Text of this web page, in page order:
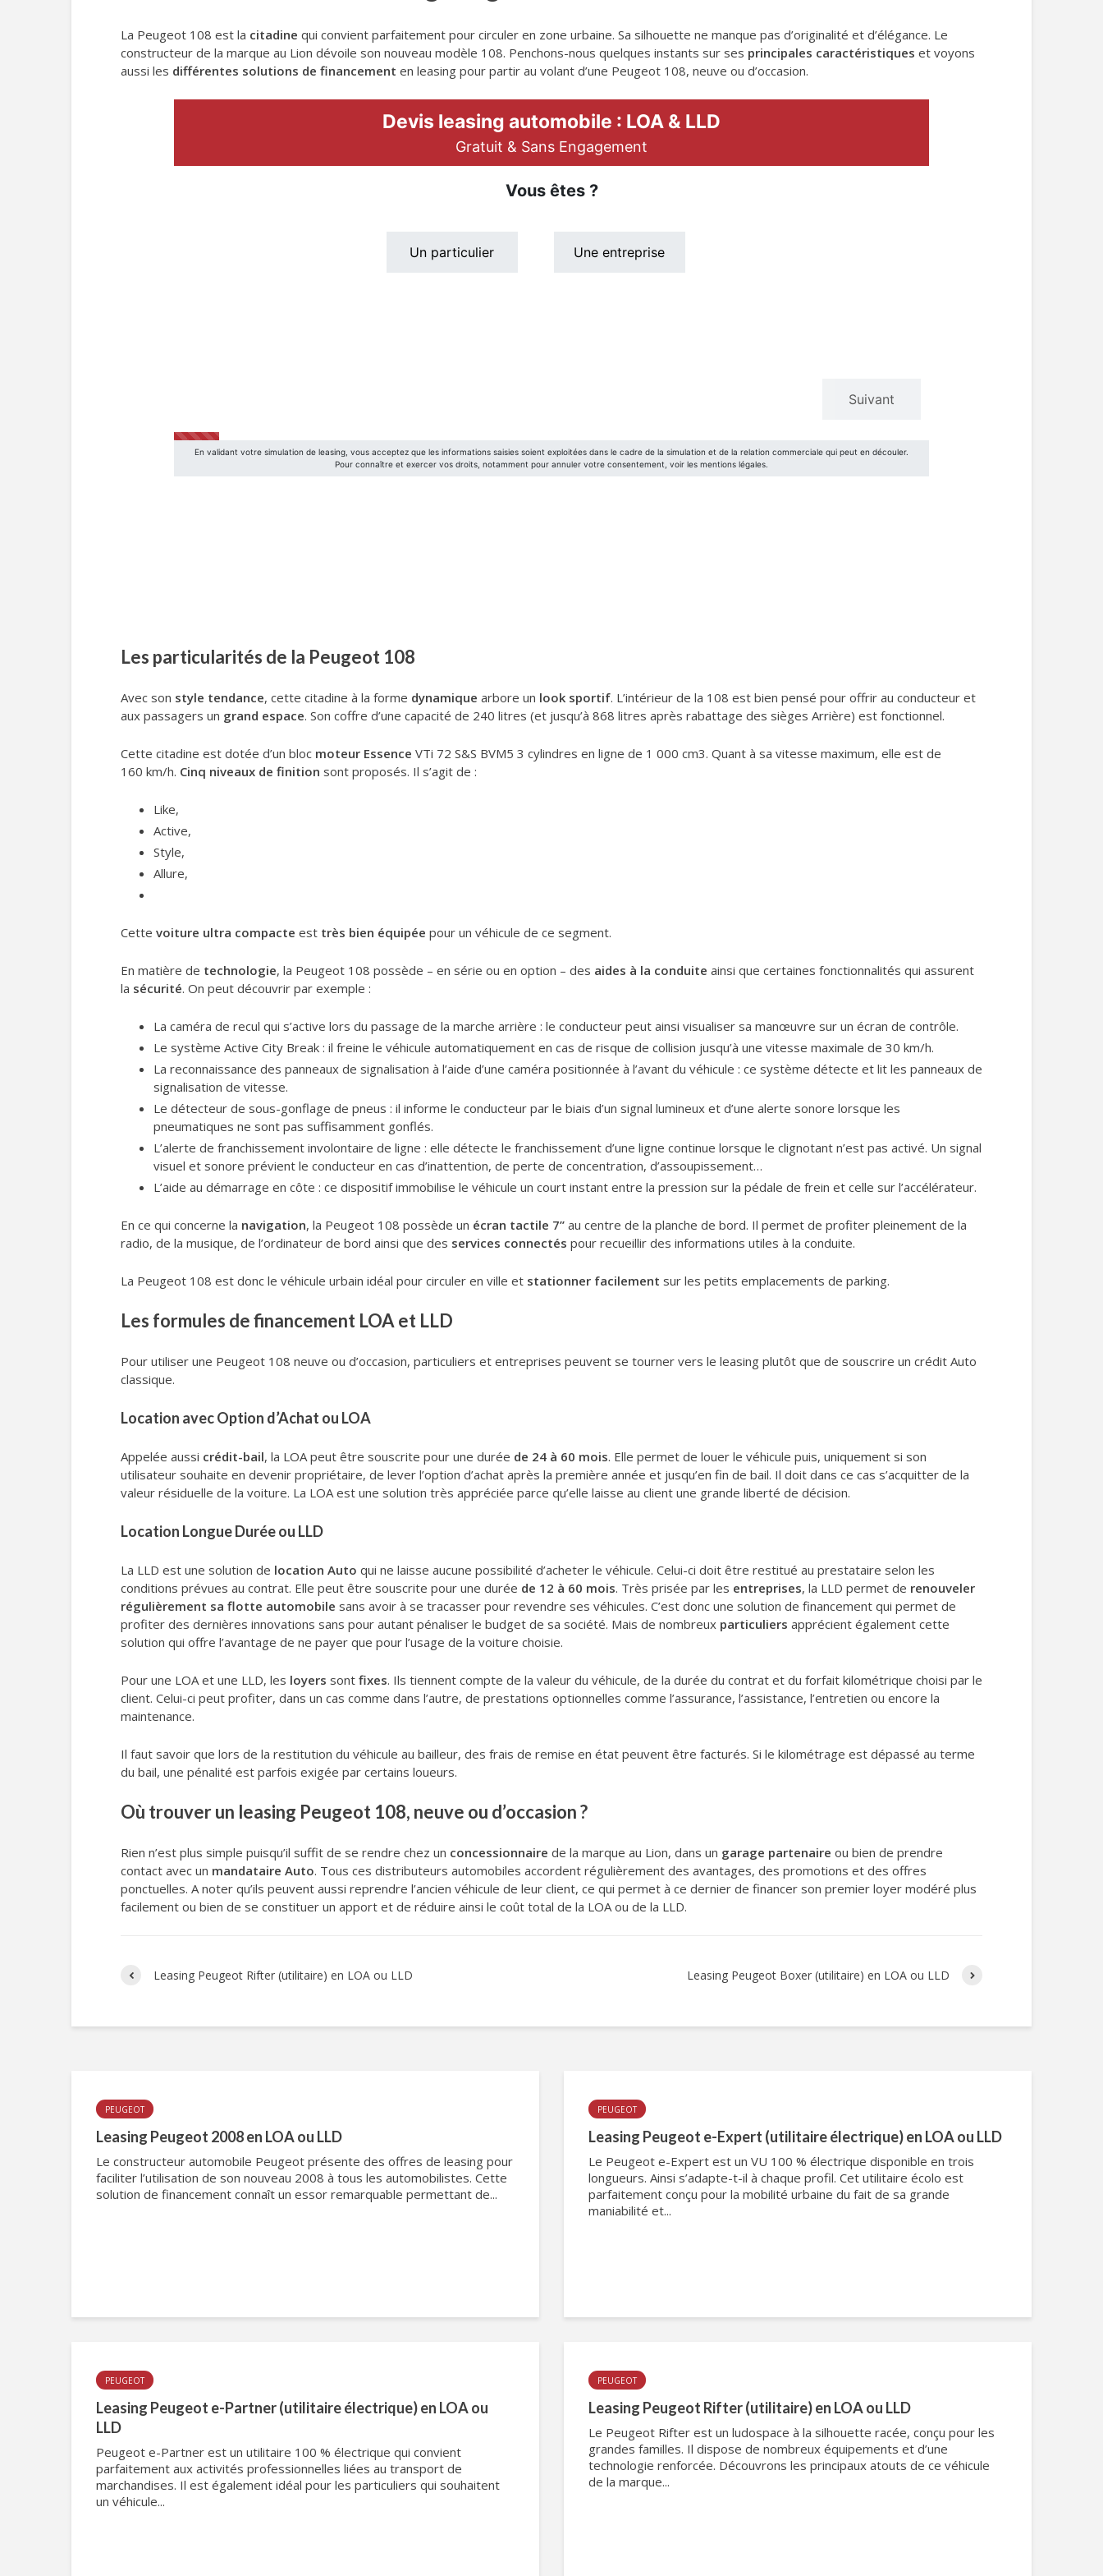
La Peugeot 108 est la citadine qui convient parfaitement pour circuler en zone urbaine. Sa silhouette ne manque pas d’originalité et d’élégance. Le
constructeur de la marque au Lion dévoile son nouveau modèle 108. Penchons-nous quelques instants sur ses principales caractéristiques et voyons
aussi les différentes solutions de financement en leasing pour partir au volant d’une Peugeot 108, neuve ou d’occasion.
Les particularités de la Peugeot 108
Avec son style tendance, cette citadine à la forme dynamique arbore un look sportif. L’intérieur de la 108 est bien pensé pour offrir au conducteur et
aux passagers un grand espace. Son coffre d’une capacité de 240 litres (et jusqu’à 868 litres après rabattage des sièges Arrière) est fonctionnel.
Cette citadine est dotée d’un bloc moteur Essence VTi 72 S&S BVM5 3 cylindres en ligne de 1 000 cm3. Quant à sa vitesse maximum, elle est de
160 km/h. Cinq niveaux de finition sont proposés. Il s’agit de :
Like,
Active,
Style,
Allure,
Cette voiture ultra compacte est très bien équipée pour un véhicule de ce segment.
En matière de technologie, la Peugeot 108 possède – en série ou en option – des aides à la conduite ainsi que certaines fonctionnalités qui assurent
la sécurité. On peut découvrir par exemple :
La caméra de recul qui s’active lors du passage de la marche arrière : le conducteur peut ainsi visualiser sa manœuvre sur un écran de contrôle.
Le système Active City Break : il freine le véhicule automatiquement en cas de risque de collision jusqu’à une vitesse maximale de 30 km/h.
La reconnaissance des panneaux de signalisation à l’aide d’une caméra positionnée à l’avant du véhicule : ce système détecte et lit les panneaux de
signalisation de vitesse.
Le détecteur de sous-gonflage de pneus : il informe le conducteur par le biais d’un signal lumineux et d’une alerte sonore lorsque les
pneumatiques ne sont pas suffisamment gonflés.
L’alerte de franchissement involontaire de ligne : elle détecte le franchissement d’une ligne continue lorsque le clignotant n’est pas activé. Un signal
visuel et sonore prévient le conducteur en cas d’inattention, de perte de concentration, d’assoupissement…
L’aide au démarrage en côte : ce dispositif immobilise le véhicule un court instant entre la pression sur la pédale de frein et celle sur l’accélérateur.
En ce qui concerne la navigation, la Peugeot 108 possède un écran tactile 7’’ au centre de la planche de bord. Il permet de profiter pleinement de la
radio, de la musique, de l’ordinateur de bord ainsi que des services connectés pour recueillir des informations utiles à la conduite.
La Peugeot 108 est donc le véhicule urbain idéal pour circuler en ville et stationner facilement sur les petits emplacements de parking.
Les formules de financement LOA et LLD
Pour utiliser une Peugeot 108 neuve ou d’occasion, particuliers et entreprises peuvent se tourner vers le leasing plutôt que de souscrire un crédit Auto
classique.
Location avec Option d’Achat ou LOA
Appelée aussi crédit-bail, la LOA peut être souscrite pour une durée de 24 à 60 mois. Elle permet de louer le véhicule puis, uniquement si son
utilisateur souhaite en devenir propriétaire, de lever l’option d’achat après la première année et jusqu’en fin de bail. Il doit dans ce cas s’acquitter de la
valeur résiduelle de la voiture. La LOA est une solution très appréciée parce qu’elle laisse au client une grande liberté de décision.
Location Longue Durée ou LLD
La LLD est une solution de location Auto qui ne laisse aucune possibilité d’acheter le véhicule. Celui-ci doit être restitué au prestataire selon les
conditions prévues au contrat. Elle peut être souscrite pour une durée de 12 à 60 mois. Très prisée par les entreprises, la LLD permet de renouveler
régulièrement sa flotte automobile sans avoir à se tracasser pour revendre ses véhicules. C’est donc une solution de financement qui permet de
profiter des dernières innovations sans pour autant pénaliser le budget de sa société. Mais de nombreux particuliers apprécient également cette
solution qui offre l’avantage de ne payer que pour l’usage de la voiture choisie.
Pour une LOA et une LLD, les loyers sont fixes. Ils tiennent compte de la valeur du véhicule, de la durée du contrat et du forfait kilométrique choisi par le
client. Celui-ci peut profiter, dans un cas comme dans l’autre, de prestations optionnelles comme l’assurance, l’assistance, l’entretien ou encore la
maintenance.
Il faut savoir que lors de la restitution du véhicule au bailleur, des frais de remise en état peuvent être facturés. Si le kilométrage est dépassé au terme
du bail, une pénalité est parfois exigée par certains loueurs.
Où trouver un leasing Peugeot 108, neuve ou d’occasion ?
Rien n’est plus simple puisqu’il suffit de se rendre chez un concessionnaire de la marque au Lion, dans un garage partenaire ou bien de prendre
contact avec un mandataire Auto. Tous ces distributeurs automobiles accordent régulièrement des avantages, des promotions et des offres
ponctuelles. A noter qu’ils peuvent aussi reprendre l’ancien véhicule de leur client, ce qui permet à ce dernier de financer son premier loyer modéré plus
facilement ou bien de se constituer un apport et de réduire ainsi le coût total de la LOA ou de la LLD.
Leasing Peugeot Rifter (utilitaire) en LOA ou LLD Leasing Peugeot Boxer (utilitaire) en LOA ou LLD
PEUGEOT
Leasing Peugeot 2008 en LOA ou LLD
Le constructeur automobile Peugeot présente des offres de leasing pour
faciliter l’utilisation de son nouveau 2008 à tous les automobilistes. Cette
solution de financement connaît un essor remarquable permettant de...
PEUGEOT
Leasing Peugeot e-Expert (utilitaire électrique) en LOA ou LLD
Le Peugeot e-Expert est un VU 100 % électrique disponible en trois
longueurs. Ainsi s’adapte-t-il à chaque profil. Cet utilitaire écolo est
parfaitement conçu pour la mobilité urbaine du fait de sa grande
maniabilité et...
PEUGEOT
Leasing Peugeot e-Partner (utilitaire électrique) en LOA ou
LLD
Peugeot e-Partner est un utilitaire 100 % électrique qui convient
parfaitement aux activités professionnelles liées au transport de
marchandises. Il est également idéal pour les particuliers qui souhaitent
un véhicule...
PEUGEOT
Leasing Peugeot Rifter (utilitaire) en LOA ou LLD
Le Peugeot Rifter est un ludospace à la silhouette racée, conçu pour les
grandes familles. Il dispose de nombreux équipements et d’une
technologie renforcée. Découvrons les principaux atouts de ce véhicule
de la marque...